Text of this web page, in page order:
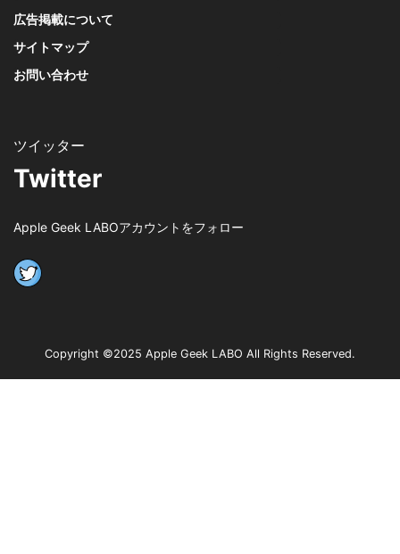
広告掲載について
サイトマップ
お問い合わせ
Twitter
Apple Geek LABOアカウントをフォロー
Copyright ©2025 Apple Geek LABO All Rights Reserved.